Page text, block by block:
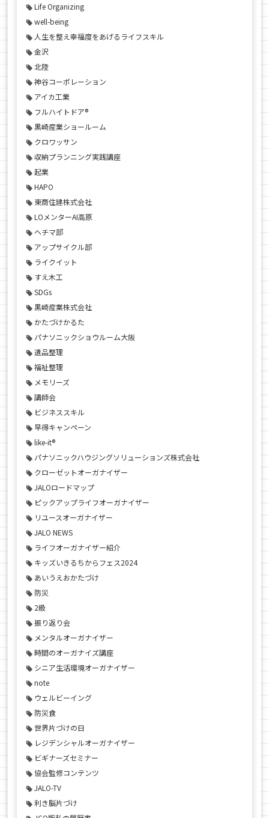
Life Organizing
well-being
人生を整え幸福度をあげるライフスキル
金沢
北陸
神谷コーポレーション
アイカ工業
フルハイトドア®
黒崎産業ショールーム
クロワッサン
収納プランニング実践講座
起業
HAPO
東商住建株式会社
LOメンターAI高原
ヘチマ部
アップサイクル部
ライクイット
すえ木工
SDGs
黒崎産業株式会社
かたづけかるた
パナソニックショウルーム大阪
遺品整理
福祉整理
メモリーズ
講師会
ビジネススキル
早得キャンペーン
like-it®
パナソニックハウジングソリューションズ株式会社
クローゼットオーガナイザー
JALOロードマップ
ピックアップライフオーガナイザー
リユースオーガナイザー
JALO NEWS
ライフオーガナイザー紹介
キッズいきるちからフェス2024
あいうえおかたづけ
防災
2級
振り返り会
メンタルオーガナイザー
時間のオーガナイズ講座
シニア生活環境オーガナイザー
note
ウェルビーイング
防災食
世界片づけの日
レジデンシャルオーガナイザー
ビギナーズセミナー
協会監修コンテンツ
JALO-TV
利き脳片づけ